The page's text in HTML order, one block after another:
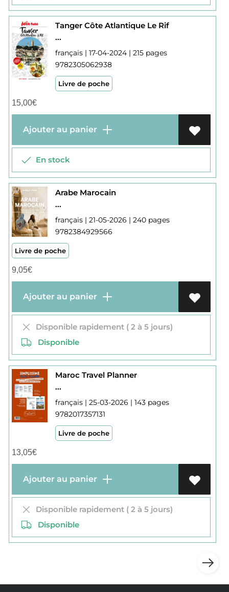
Tanger Côte Atlantique Le Rif
...
français | 17-04-2024 | 215 pages
9782305062938
Livre de poche
15,00€
Ajouter au panier
En stock
Arabe Marocain
...
français | 21-05-2026 | 240 pages
9782384929566
Livre de poche
9,05€
Ajouter au panier
Disponible rapidement ( 2 à 5 jours)
Disponible
Maroc Travel Planner
...
français | 25-03-2026 | 143 pages
9782017357131
Livre de poche
13,05€
Ajouter au panier
Disponible rapidement ( 2 à 5 jours)
Disponible